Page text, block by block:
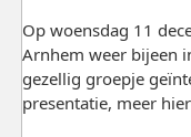
Op woensdag 11
Arnhem weer bijeen
gezellig groepje
presentatie, meer